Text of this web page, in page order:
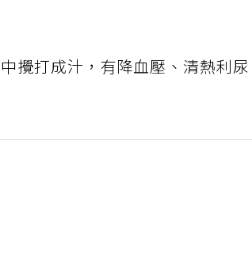
攪打成汁，有降血壓、清熱利尿